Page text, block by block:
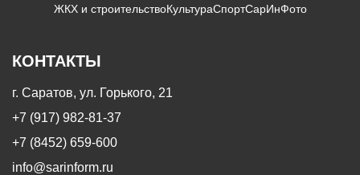
ЖКХ и строительствоКультураСпортСарИнФото
КОНТАКТЫ
г. Саратов, ул. Горького, 21
+7 (917) 982-81-37
+7 (8452) 659-600
info@sarinform.ru